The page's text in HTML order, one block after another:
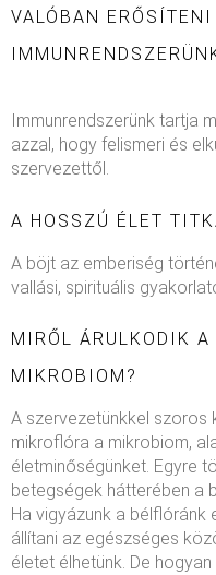
VALÓBAN
Immunrendszerünk tartja
azzal, hogy felismeri és
szervezettől.
A HOSSZÚ ÉLET
A böjt az emberiség
vallási, spirituális
MIRŐL ÁRULKODIK A
MIKROBIOM?
A szervezetünkkel szoros
mikroflóra a mikrobiom,
életminőségünket. Egyre
betegségek hátterében a
Ha vigyázunk a
állítani az egészséges
életet élhetünk. De